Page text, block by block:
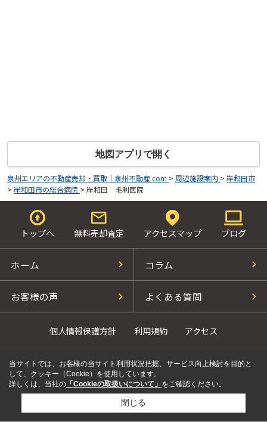
地図アプリで開く
泉州エリアの不動産売却・買取｜泉州不動産.com > 周辺施設案内 > 岸和田市
> 岸和田市の総合病院 > 岸和田 毛利医院
トップへ 無料売却査定 アクセスマップ ブログ
ホーム コラム
お客様の声 よくある質問
個人情報保護方針 利用規約 アクセス
当サイトでは、お客様の当サイト利用状況把握、サービス向上検討を目的と
して、クッキー（Cookie）を使用しています。
詳しくは、当社の 「Cookieの取扱いについて」 をご確認ください。
閉じる